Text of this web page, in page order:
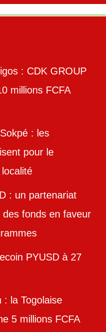
: CDK GROUP
millions FCFA
: les
pour le
: un partenariat
fonds en faveur
PYUSD à 27
: la Togolaise
5 millions FCFA